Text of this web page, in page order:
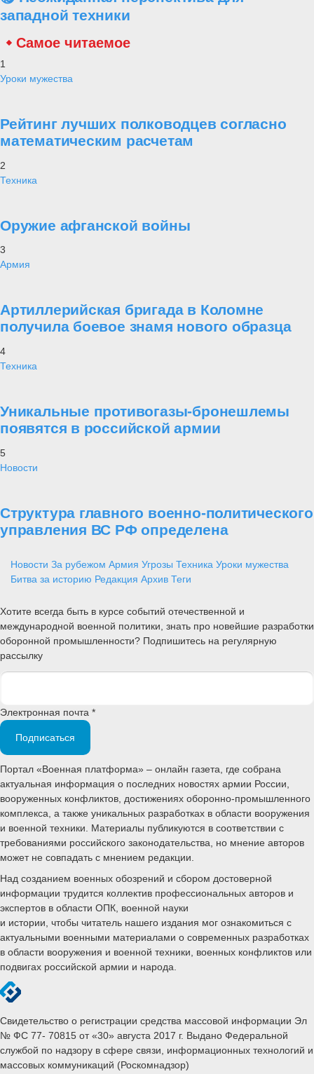
западной техники
Самое читаемое
1
Уроки мужества
Рейтинг лучших полководцев согласно
математическим расчетам
2
Техника
Оружие афганской войны
3
Армия
Артиллерийская бригада в Коломне
получила боевое знамя нового образца
4
Техника
Уникальные противогазы-бронешлемы
появятся в российской армии
5
Новости
Структура главного военно-политического
управления ВС РФ определена
Новости За рубежом Армия Угрозы Техника Уроки мужества
Битва за историю Редакция Архив Теги
Хотите всегда быть в курсе событий отечественной и
международной военной политики, знать про новейшие разработки
оборонной промышленности? Подпишитесь на регулярную
рассылку
Электронная почта *
Подписаться
Портал «Военная платформа» – онлайн газета, где собрана
актуальная информация о последних новостях армии России,
вооруженных конфликтов, достижениях оборонно-промышленного
комплекса, а также уникальных разработках в области вооружения
и военной техники. Материалы публикуются в соответствии с
требованиями российского законодательства, но мнение авторов
может не совпадать с мнением редакции.
Над созданием военных обозрений и сбором достоверной
информации трудится коллектив профессиональных авторов и
экспертов в области ОПК, военной науки
и истории, чтобы читатель нашего издания мог ознакомиться с
актуальными военными материалами о современных разработках
в области вооружения и военной техники, военных конфликтов или
подвигах российской армии и народа.
Свидетельство о регистрации средства массовой информации Эл
№ ФС 77- 70815 от «30» августа 2017 г. Выдано Федеральной
службой по надзору в сфере связи, информационных технологий и
массовых коммуникаций (Роскомнадзор)